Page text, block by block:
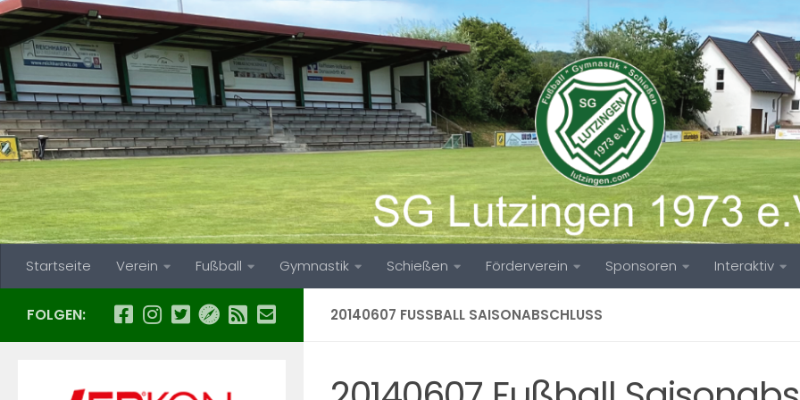
Zum Inhalt springen
Startseite Verein Fußball Gymnastik Schießen Förderverein Sponsoren Interaktiv
20140607 FUSSBALL SAISONABSCHLUSS
FOLGEN: